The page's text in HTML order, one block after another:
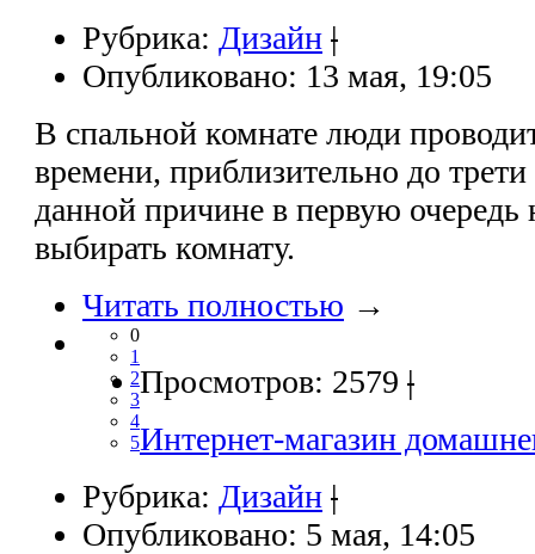
Рубрика: Дизайн |
Опубликовано: 13 мая, 19:05
В спальной комнате люди
времени, приблизительно до
данной причине в первую очередь
выбирать комнату.
Читать полностью →
0
1
2
3
4
5
Просмотров: 2579 |
Интернет-магазин
Рубрика: Дизайн |
Опубликовано: 5 мая, 14:05